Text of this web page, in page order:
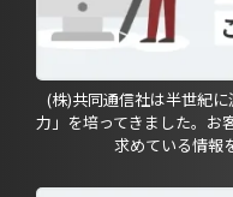
(株)共同通信社は半世紀
力」を培ってきました。お
求めている情報